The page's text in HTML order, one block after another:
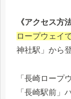
《アクセス方法
ロープウェイ
神社駅」から
「長崎ロープ
「長崎駅前」